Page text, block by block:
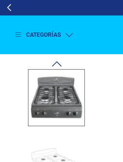
CATEGORÍAS
Secado
Refrigeración
Refrigeración
Comercial
Climatización